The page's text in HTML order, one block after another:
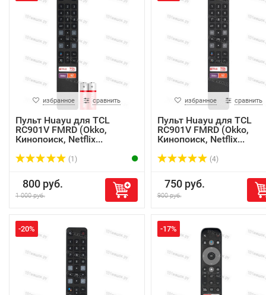
избранное сравнить
Пульт Huayu для TCL
RC901V FMRD (Okko,
Кинопоиск, Netflix...
(1)
800 руб.
1 000 руб.
избранное сравнить
Пульт Huayu для TCL
RC901V FMRD (Okko,
Кинопоиск, Netflix...
(4)
750 руб.
900 руб.
-20% -17%